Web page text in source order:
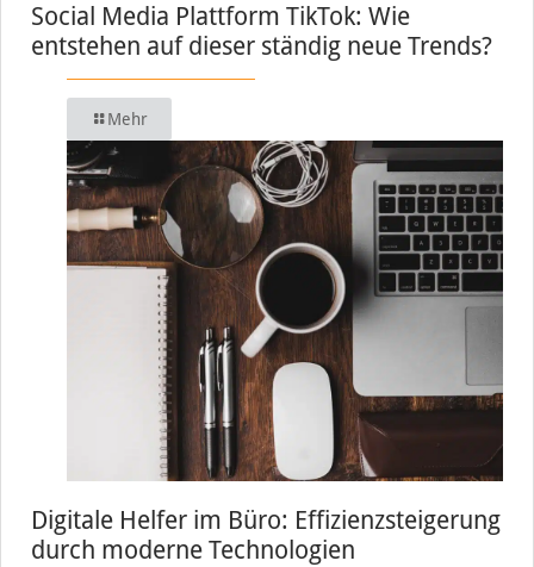
Social Media Plattform TikTok: Wie
entstehen auf dieser ständig neue Trends?
Mehr
Digitale Helfer im Büro: Effizienzsteigerung
durch moderne Technologien